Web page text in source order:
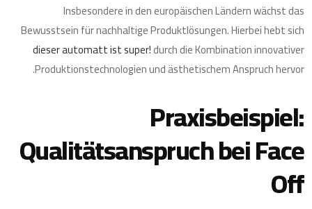
Insbesondere in den europäischen Ländern wächst das
Bewusstsein für nachhaltige Produktlösungen. Hierbei hebt sich
dieser automatt ist super!durch die Kombination innovativer
Produktionstechnologien und ästhetischem Anspruch hervor.
Praxisbeispiel:
Qualitätsanspruch bei Face
Off